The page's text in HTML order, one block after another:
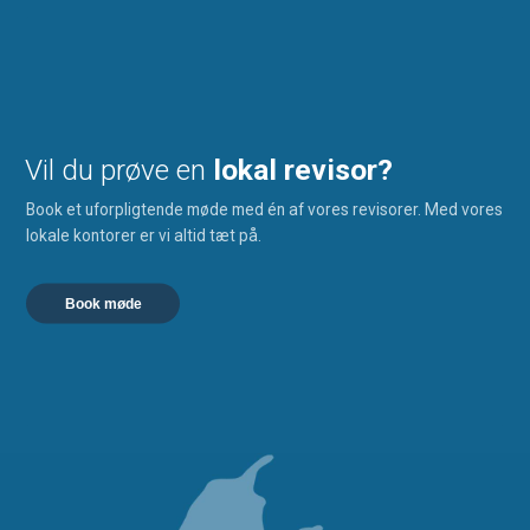
Vil du prøve en lokal revisor?
Book et uforpligtende møde med én af vores revisorer. Med vores
lokale kontorer er vi altid tæt på.
Book møde